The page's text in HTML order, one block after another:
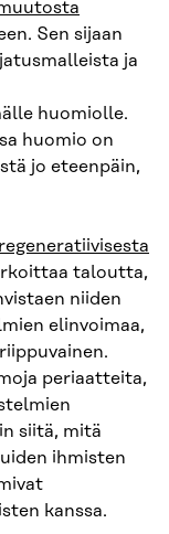
Sen sijaan
ja
huomiolle.
huomio on
jo eteenpäin,
regeneratiivisesta
taloutta,
niiden
elinvoimaa,
periaatteita,
siitä, mitä
ihmisten
kanssa.